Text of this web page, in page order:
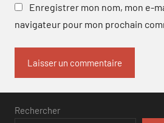
Enregistrer mon nom, mon e-
navigateur pour mon prochain
Rechercher